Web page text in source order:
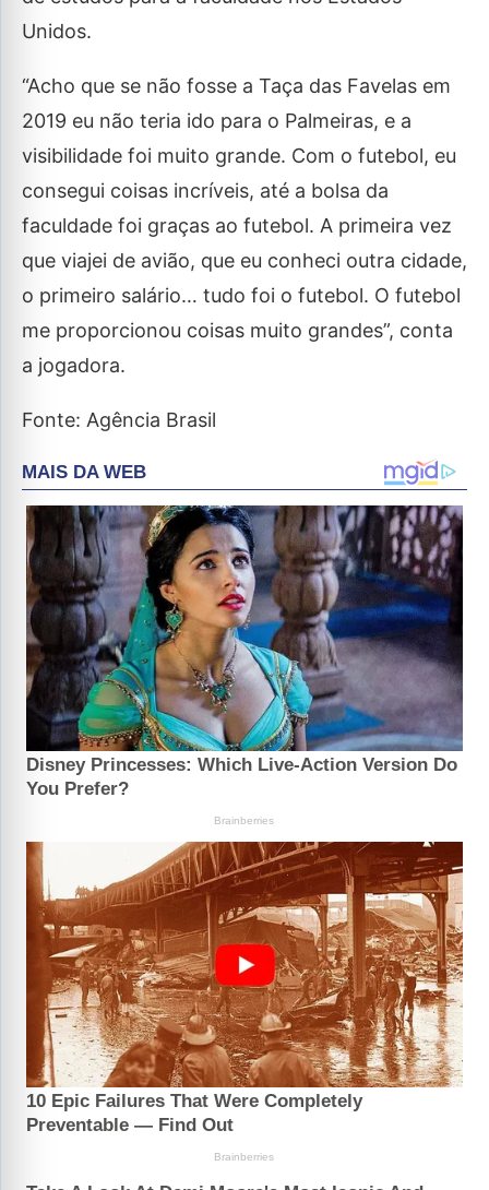
Unidos.
“Acho que se não fosse a Taça das Favelas em
2019 eu não teria ido para o Palmeiras, e a
visibilidade foi muito grande. Com o futebol, eu
consegui coisas incríveis, até a bolsa da
faculdade foi graças ao futebol. A primeira vez
que viajei de avião, que eu conheci outra cidade,
o primeiro salário… tudo foi o futebol. O futebol
me proporcionou coisas muito grandes”, conta
a jogadora.
Fonte: Agência Brasil